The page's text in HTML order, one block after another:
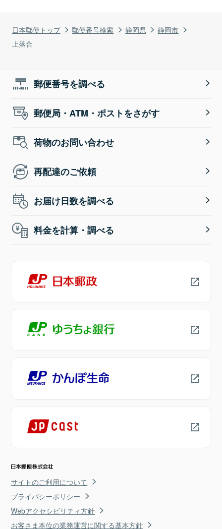
日本郵便トップ 郵便番号検索 静岡県
静岡市
上落合
郵便番号を調べる
郵便局・ATM・ポストをさがす
荷物のお問い合わせ
再配達のご依頼
お届け日数を調べる
料金を計算・調べる
サイトのご利用について
プライバシーポリシー
Webアクセシビリティ方針
お客さま本位の業務運営に関する基本方針